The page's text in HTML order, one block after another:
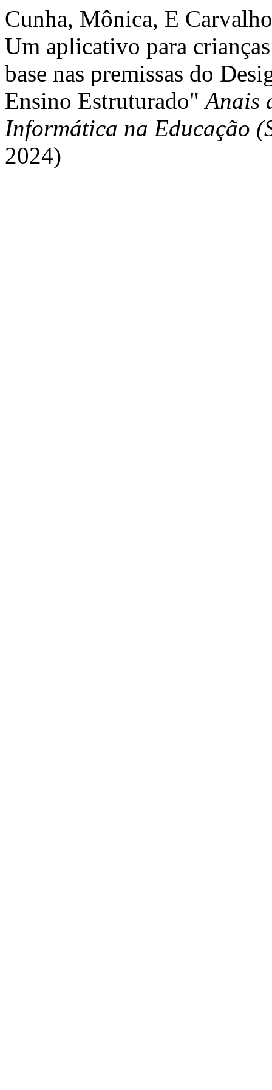
Cunha, Mônica, E
Um aplicativo para
base nas premissas do
Ensino Estruturado"Anais
Informática na Educação
2024)